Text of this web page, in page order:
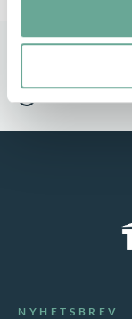
NYHETSBREV